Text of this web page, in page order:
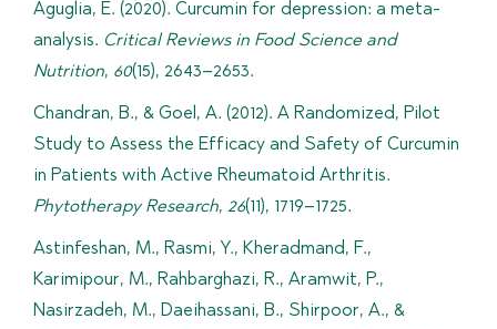
Aguglia, E. (2020). Curcumin for depression: a meta-
analysis. Critical Reviews in Food Science and
Nutrition, 60(15), 2643–2653.
Chandran, B., & Goel, A. (2012). A Randomized, Pilot
Study to Assess the Efficacy and Safety of Curcumin
in Patients with Active Rheumatoid Arthritis.
Phytotherapy Research, 26(11), 1719–1725.
Astinfeshan, M., Rasmi, Y., Kheradmand, F.,
Karimipour, M., Rahbarghazi, R., Aramwit, P.,
Nasirzadeh, M., Daeihassani, B., Shirpoor, A., &